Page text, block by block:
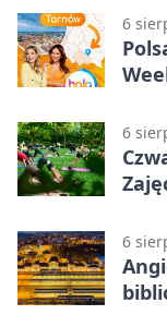
6
6
6